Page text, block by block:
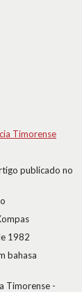
Timorense
publicado no
1982
bahasa
Timorense -